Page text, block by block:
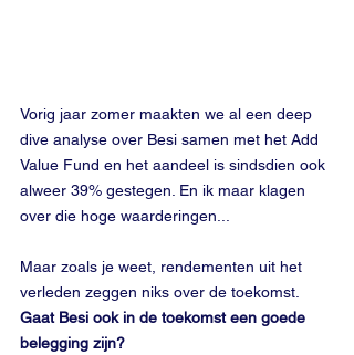
Vorig jaar zomer maakten we al een deep
dive analyse over Besi samen met het Add
Value Fund en het aandeel is sindsdien ook
alweer 39% gestegen. En ik maar klagen
over die hoge waarderingen...
Maar zoals je weet, rendementen uit het
verleden zeggen niks over de toekomst.
Gaat Besi ook in de toekomst een goede
belegging zijn?